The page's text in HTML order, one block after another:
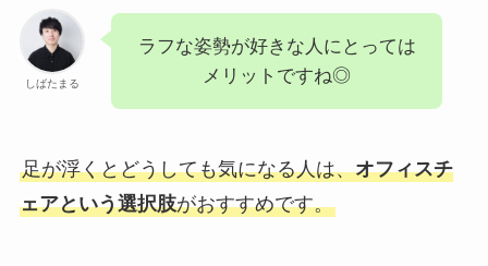
しばたまる
ラフな姿勢が好きな人にとっては
メリットですね◎
足が浮くとどうしても気になる人は、オフィスチ
ェアという選択肢がおすすめです。